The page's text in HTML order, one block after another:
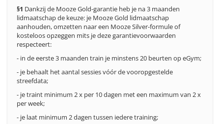
§1 Dankzij de Mooze Gold-garantie heb je na 3 maanden
lidmaatschap de keuze: je Mooze Gold lidmaatschap
aanhouden, omzetten naar een Mooze Silver-formule of
kosteloos opzeggen mits je deze garantievoorwaarden
respecteert:
- in de eerste 3 maanden train je minstens 20 beurten op eGym;
- je behaalt het aantal sessies vóór de vooropgestelde
streefdata;
- je traint minimum 2 x per 10 dagen met een maximum van 2 x
per week;
- je laat minimum 2 dagen tussen iedere training;